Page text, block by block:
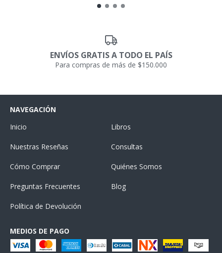
ENVÍOS GRATIS A TODO EL PAÍS
Para compras de más de $150.000
NAVEGACIÓN
Inicio
Libros
Nuestras Reseñas Consultas
Cómo Comprar Quiénes Somos
Preguntas Frecuentes Blog
Política de Devolución
MEDIOS DE PAGO